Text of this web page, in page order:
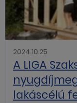
2024.10.25
A LIGA
lakáscélú